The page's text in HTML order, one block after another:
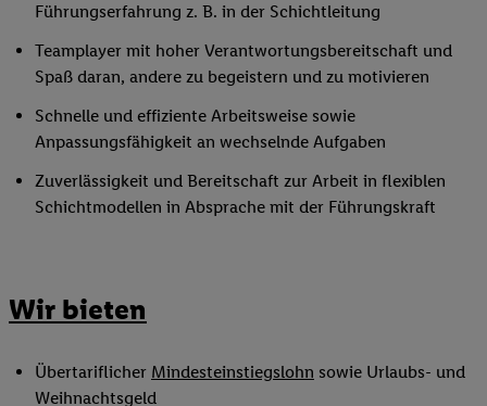
Führungserfahrung z. B. in der Schichtleitung
Teamplayer mit hoher Verantwortungsbereitschaft und
Spaß daran, andere zu begeistern und zu motivieren
Schnelle und effiziente Arbeitsweise sowie
Anpassungsfähigkeit an wechselnde Aufgaben
Zuverlässigkeit und Bereitschaft zur Arbeit in flexiblen
Schichtmodellen in Absprache mit der Führungskraft
Wir bieten
Übertariflicher Mindesteinstiegslohn sowie Urlaubs- und
Weihnachtsgeld